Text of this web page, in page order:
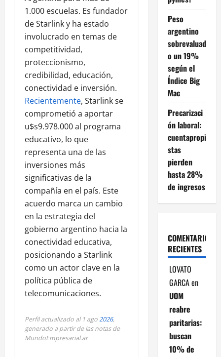
1.000 escuelas. Es fundador
de Starlink y ha estado
involucrado en temas de
competitividad,
proteccionismo,
credibilidad, educación,
conectividad e inversión.
Recientemente, Starlink se
comprometió a aportar
u$s9.978.000 al programa
educativo, lo que
representa una de las
inversiones más
significativas de la
compañía en el país. Este
acuerdo marca un cambio
en la estrategia del
gobierno argentino hacia la
conectividad educativa,
posicionando a Starlink
como un actor clave en la
política pública de
telecomunicaciones.
Perfil actualizado al 1 ago2026,
generado a partir de las notas de
MundoEmpresarial.ar
Peso
argentino
sobrevaluad
o un 19%
según el
Índice Big
Mac
Precarizaci
ón laboral:
cuentapropi
stas
pierden
hasta 28%
de ingresos
COMENTARIOS
RECIENTES
LOVATO
GARCAen
UOM
reabre
paritarias:
buscan
10% de